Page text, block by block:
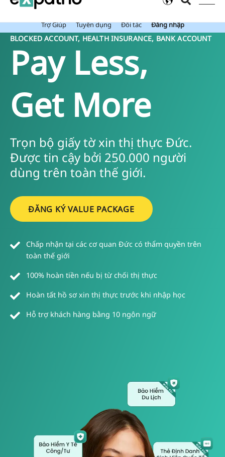
Mới: Value Package đã bao gồm Tài Khoản Ngân Hàng Expatrio.
Trợ Giúp
Tuyển dụng Đối tác Đăng nhập
BLOCKED ACCOUNT, HEALTH INSURANCE, BANK ACCOUNT
Pay Less,
Get More
Trọn bộ giấy tờ xin thị thực Đức.
Được tin cậy bởi 250.000 người
dùng trên toàn thế giới.
ĐĂNG KÝ VALUE PACKAGE
Chấp nhận tại các cơ quan Đức có thẩm quyền trên
toàn thế giới
100% hoàn tiền nếu bị từ chối thị thực
Hoàn tất hồ sơ xin thị thực trước khi nhập học
Hỗ trợ khách hàng bằng 10 ngôn ngữ